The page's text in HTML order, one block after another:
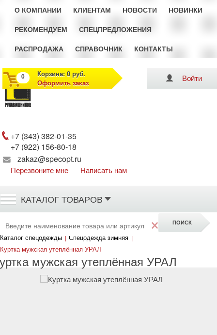
О КОМПАНИИ КЛИЕНТАМ НОВОСТИ
НОВИНКИ
РЕКОМЕНДУЕМ
СПЕЦПРЕДЛОЖЕНИЯ
РАСПРОДАЖА
СПРАВОЧНИК КОНТАКТЫ
+7 (343) 382-01-35
+7 (922) 156-80-18
zakaz@specopt.ru
Перезвоните мне Написать нам
Войти
Корзина: 0 руб.
Оформить заказ
0
КАТАЛОГ ТОВАРОВ
×
Каталог спецодежды | Спецодежда зимняя |
Куртка мужская утеплённая УРАЛ
мужская утеплённая УРАЛ